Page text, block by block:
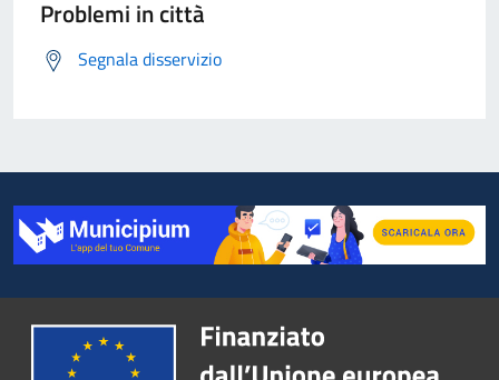
Problemi in città
Segnala disservizio